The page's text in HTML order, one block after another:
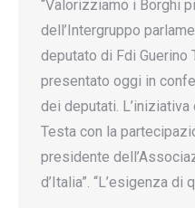
“Valorizziamo i Borghi
dell’Intergruppo
deputato di Fdi Guerino
presentato oggi in
dei deputati. L’iniziativa
Testa con la
presidente
d’Italia”. “L’esigenza